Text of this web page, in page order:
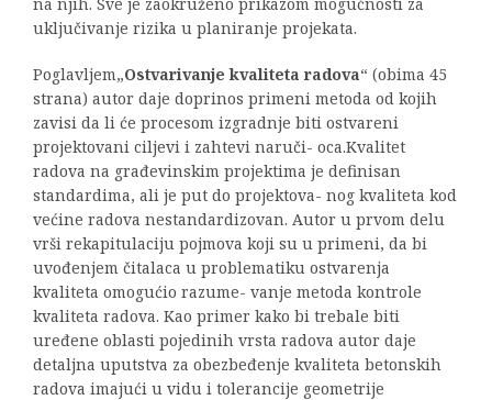
uključivanje rizika u planiranje projekata.
Poglavljem„Ostvarivanje kvaliteta radova“ (obima 45
strana) autor daje doprinos primeni metoda od kojih
zavisi da li će procesom izgradnje biti ostvareni
projektovani ciljevi i zahtevi naruči- oca.Kvalitet
radova na građevinskim projektima je definisan
standardima, ali je put do projektova- nog kvaliteta kod
većine radova nestandardizovan. Autor u prvom delu
vrši rekapitulaciju pojmova koji su u primeni, da bi
uvođenjem čitalaca u problematiku ostvarenja
kvaliteta omogućio razume- vanje metoda kontrole
kvaliteta radova. Kao primer kako bi trebale biti
uređene oblasti pojedinih vrsta radova autor daje
detaljna uputstva za obezbeđenje kvaliteta betonskih
radova imajući u vidu i tolerancije geometrije